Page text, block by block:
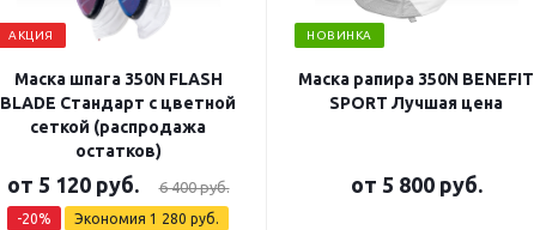
АКЦИЯ
Маска шпага 350N FLASH
BLADE Стандарт с цветной
сеткой (распродажа
остатков)
от 5 120 руб. 6 400 руб.
-20% Экономия 1 280 руб.
НОВИНКА
Маска рапира 350N BENEFIT
SPORT Лучшая цена
от 5 800 руб.